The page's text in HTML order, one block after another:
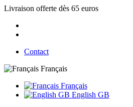
Livraison offerte dès 65 euros
Contact
Français
Français
English GB